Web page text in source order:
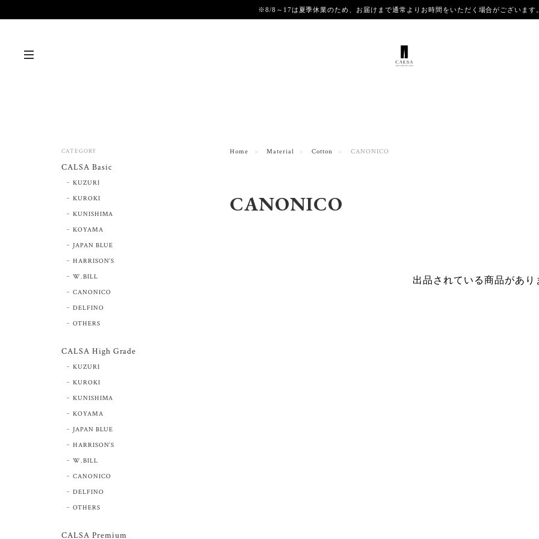
※8/8～17は夏季休業のため、お届けまで通常よりお時間をいただく場合がございま
Home Material Cotton CANONICO
CANONICO
出品されている商品があり
CATEGORY
CALSA Basic
KUZURI
KUROKI
KUNISHIMA
KOYAMA
JAPAN BLUE
HARRISON’S
W.BILL
CANONICO
DELFINO
OTHERS
CALSA High Grade
KUZURI
KUROKI
KUNISHIMA
KOYAMA
JAPAN BLUE
HARRISON’S
W.BILL
CANONICO
DELFINO
OTHERS
CALSA Premium